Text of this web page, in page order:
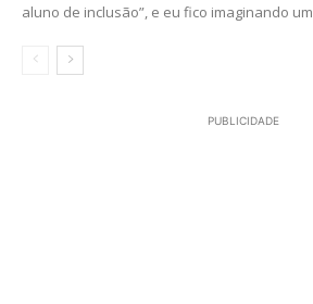
aluno de inclusão”, e eu fico imaginando
PUBLICIDADE